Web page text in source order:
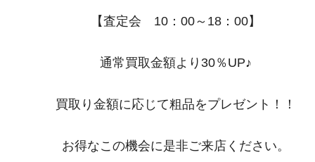
【査定会 10：00～18：00】
通常買取金額より30％UP♪
買取り金額に応じて粗品をプレゼント！！
お得なこの機会に是非ご来店ください。